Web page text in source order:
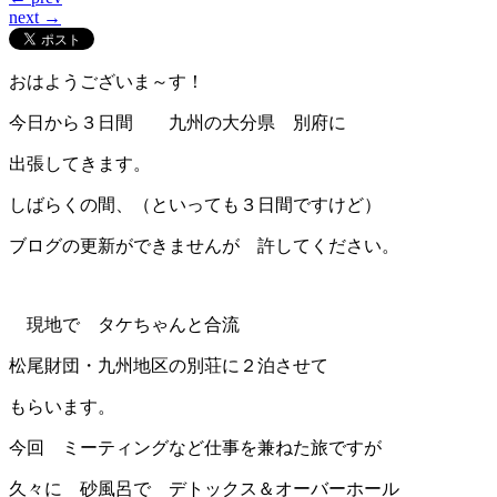
next →
おはようございま～す！
今日から３日間 九州の大分県 別府に
出張してきます。
しばらくの間、（といっても３日間ですけど）
ブログの更新ができませんが 許してください。
現地で タケちゃんと合流
松尾財団・九州地区の別荘に２泊させて
もらいます。
今回 ミーティングなど仕事を兼ねた旅ですが
久々に 砂風呂で デトックス＆オーバーホール